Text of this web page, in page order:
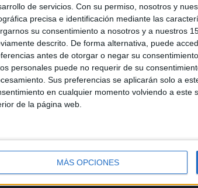
de servicios. Con su permiso, nosotros y
precisa e identificación mediante las
su consentimiento a nosotros y a nuestros
descrito. De forma alternativa, puede
antes de otorgar o negar su
personales puede no requerir de su
Sus preferencias se aplicarán solo a
en cualquier momento volviendo a
de la página web.
MÁS OPCIONES
Capozzi, José Castell
Fayos, Alba Sánchez